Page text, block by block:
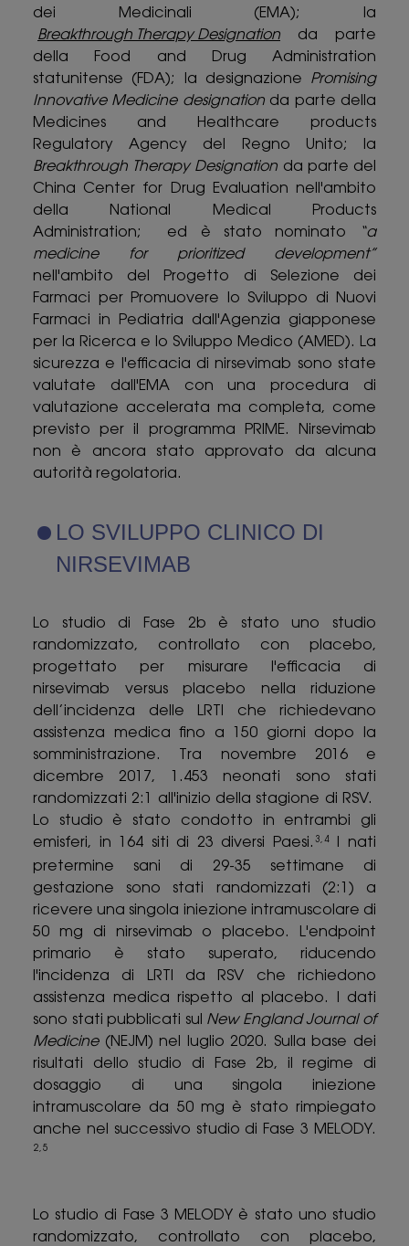
dei Medicinali (EMA); la
Breakthrough Therapy Designation da parte
della Food and Drug Administration
statunitense (FDA); la designazione Promising
Innovative Medicine designationda parte della
Medicines and Healthcare products
Regulatory Agency del Regno Unito; la
Breakthrough Therapy Designation da parte del
China Center for Drug Evaluation nell'ambito
della National Medical Products
Administration; ed è stato nominato
“a
medicine for prioritized development”
nell'ambito del Progetto di Selezione dei
Farmaci per Promuovere lo Sviluppo di Nuovi
Farmaci in Pediatria dall'Agenzia giapponese
per la Ricerca e lo Sviluppo Medico (AMED). La
sicurezza e l'efficacia di nirsevimab sono state
valutate dall'EMA con una procedura di
valutazione accelerata ma completa, come
previsto per il programma PRIME. Nirsevimab
non è ancora stato approvato da alcuna
autorità regolatoria.
LO SVILUPPO CLINICO DI
NIRSEVIMAB
Lo studio di Fase 2b è stato uno studio
randomizzato, controllato con placebo,
progettato per misurare l'efficacia di
nirsevimab versus placebo nella riduzione
dell’incidenza delle LRTI che richiedevano
assistenza medica fino a 150 giorni dopo la
somministrazione. Tra novembre 2016 e
dicembre 2017, 1.453 neonati sono stati
randomizzati 2:1 all'inizio della stagione di RSV.
Lo studio è stato condotto in entrambi gli
emisferi, in 164 siti di 23 diversi Paesi. 3,4I nati
pretermine sani di 29-35 settimane di
gestazione sono stati randomizzati (2:1) a
ricevere una singola iniezione intramuscolare di
50 mg di nirsevimab o placebo. L'endpoint
primario è stato superato, riducendo
l'incidenza di LRTI da RSV che richiedono
assistenza medica rispetto al placebo. I dati
sono stati pubblicati sul New England Journal of
Medicine(NEJM) nel luglio 2020. Sulla base dei
risultati dello studio di Fase 2b, il regime di
dosaggio di una singola iniezione
intramuscolare da 50 mg è stato rimpiegato
anche nel successivo studio di Fase 3 MELODY.
2,5
Lo studio di Fase 3 MELODY è stato uno studio
randomizzato, controllato con placebo,